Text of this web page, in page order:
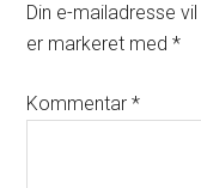
Din e-mailadresse
er markeret med*
Kommentar*